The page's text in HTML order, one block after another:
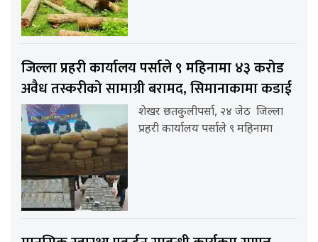
जिल्ला प्रहरी कार्यालय पर्साले ९ महिनामा ४३ करोड
अवैध तस्करीको सामाग्री बरामद, सिमानाकामा कडाई
शेखर छतकुलीपर्सा, २४ जेठ जिल्ला
प्रहरी कार्यालय पर्साले ९ महिनामा